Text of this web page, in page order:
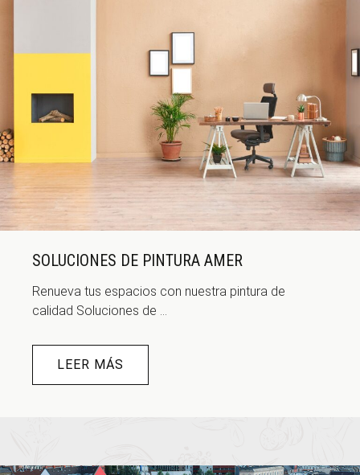
SOLUCIONES DE PINTURA AMER
Renueva tus espacios con nuestra pintura de
calidad Soluciones de ...
LEER MÁS